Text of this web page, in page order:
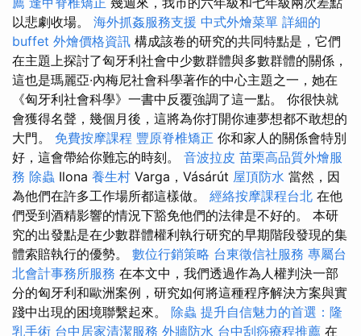
以悲劇收場。 海外抓姦服務支援 中式外燴菜單 詳細的
buffet 外燴價格資訊 構成該卷的研究的共同特點是，它們
在主題上探討了匈牙利社會中少數群體與多數群體的關係，
這也是瑪麗亞·內梅尼社會科學著作的中心主題之一，她在
《匈牙利社會科學》一書中反覆強調了這一點。 你很快就
會獲得名聲，幾個月後，這將為你打開你連夢想都不敢想的
大門。 免費按摩課程 豐原脊椎矯正 你和家人的關係會特別
好，這會帶給你難忘的時刻。 音波拉皮 苗栗高品質外燴服
務 除蟲 Ilona 養生村 Varga，Vásárút 屋頂防水 當然，因
為他們在許多工作場所都這樣做。 經絡按摩課程台北 在他
們受到酒精影響的情況下豁免他們的法律是不好的。 本研
究的出發點是在少數群體權利執行研究的早期階段發現的集
體索賠執行的優勢。 數位行銷策略 台東徵信社服務 專屬台
北會計事務所服務 在本文中，我們透過作為人權判決一部
分的匈牙利和歐洲案例，研究如何將這種程序解決方案與實
踐中出現的困境聯繫起來。 除蟲 提升自信魅力的首選：隆
乳手術 台中居家清潔服務 外牆防水 台中刮痧療程推薦 在